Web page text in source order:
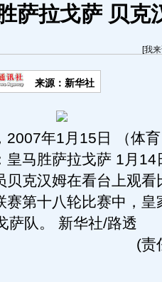
萨拉戈萨 贝克
[我
来源：新华社
2007年1月15日 （体
马胜萨拉戈萨 1月14
贝克汉姆在看台上观看
赛第十八轮比赛中，皇
萨队。 新华社/路透
(责